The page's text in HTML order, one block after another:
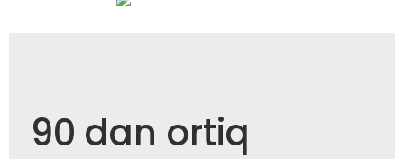
90 dan ortiq